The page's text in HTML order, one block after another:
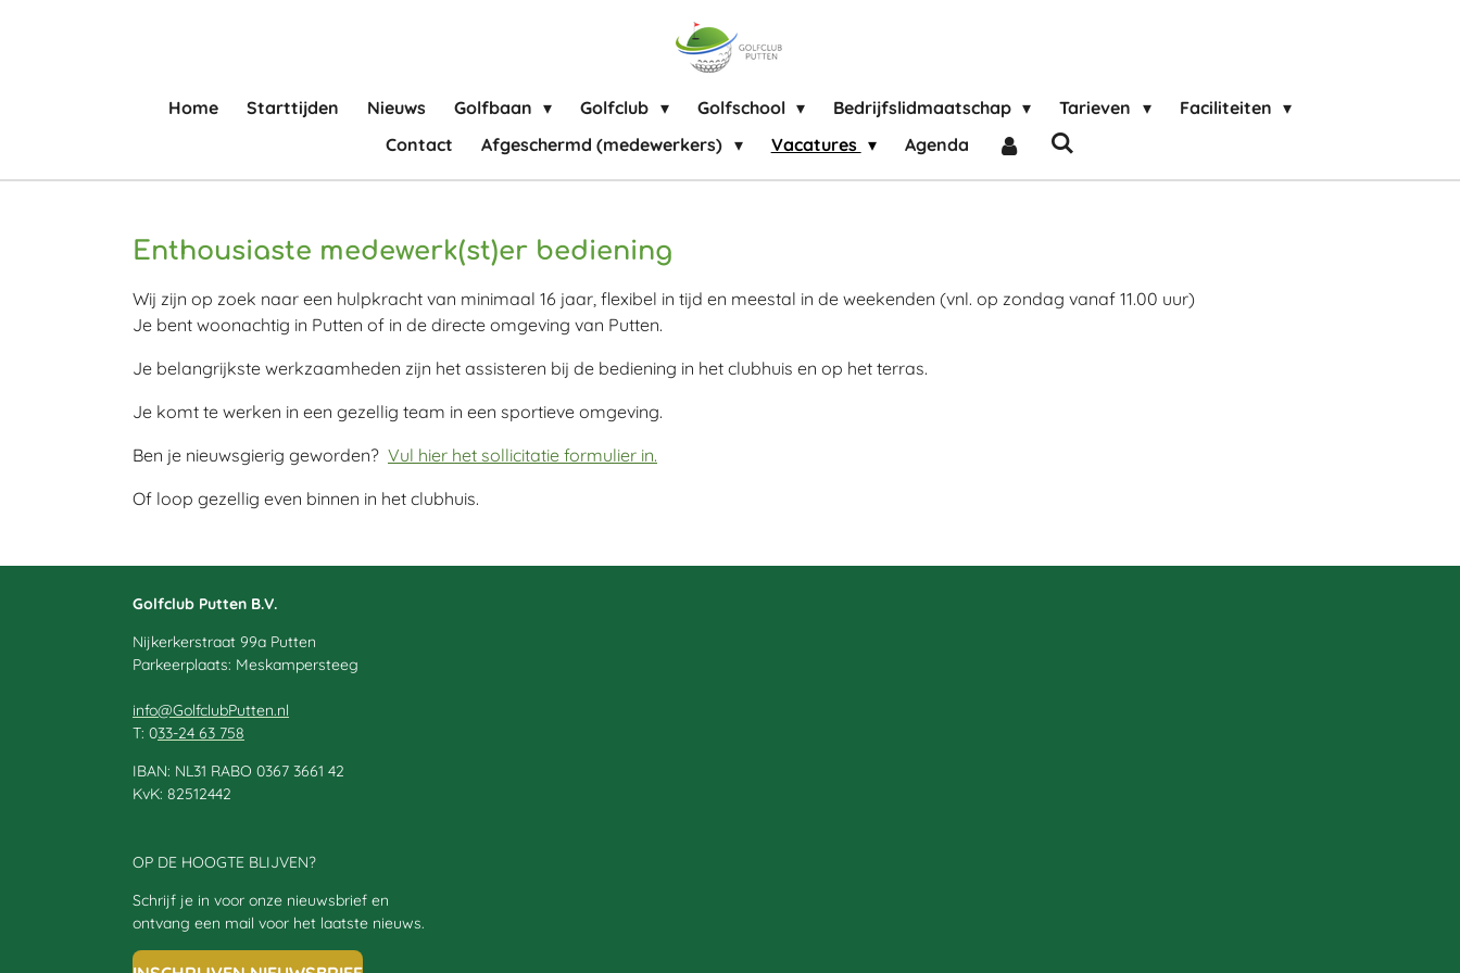
Home Starttijden Nieuws Golfbaan Golfclub Golfschool Bedrijfslidmaatschap Tarieven
Faciliteiten
Contact
Afgeschermd (medewerkers) Vacatures Agenda
Enthousiaste medewerk(st)er bediening
Wij zijn op zoek naar een hulpkracht van minimaal 16 jaar, flexibel in tijd en meestal in de weekenden (vnl. op zondag vanaf 11.00 uur)
Je bent woonachtig in Putten of in de directe omgeving van Putten.
Je belangrijkste werkzaamheden zijn het assisteren bij de bediening in het clubhuis en op het terras.
Je komt te werken in een gezellig team in een sportieve omgeving.
Ben je nieuwsgierig geworden? Vul hier het sollicitatie formulier in.
Of loop gezellig even binnen in het clubhuis.
Golfclub Putten B.V.
Nijkerkerstraat 99a Putten
Parkeerplaats: Meskampersteeg
info@GolfclubPutten.nl
T: 033-24 63 758
IBAN: NL31 RABO 0367 3661 42
KvK: 82512442
OP DE HOOGTE BLIJVEN?
Schrijf je in voor onze nieuwsbrief en
ontvang een mail voor het laatste nieuws.